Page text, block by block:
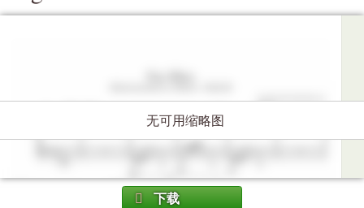
无可用缩略图
下载